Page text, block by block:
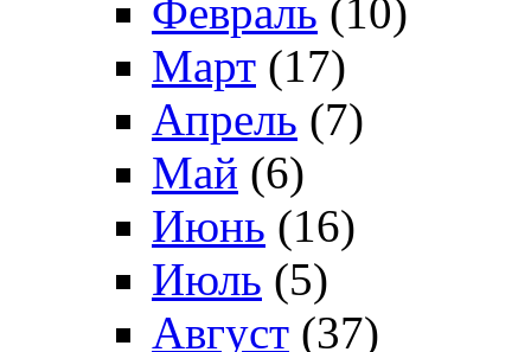
Февраль (10)
Март (17)
Апрель (7)
Май (6)
Июнь (16)
Июль (5)
Август (37)